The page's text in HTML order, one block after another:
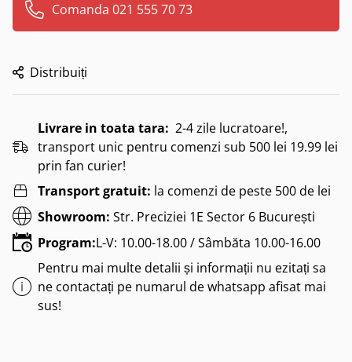
Comanda 021 555 70 73
Distribuiți
Livrare in toata tara: 2-4 zile lucratoare!,
transport unic pentru comenzi sub 500 lei 19.99 lei
prin fan curier!
Transport gratuit: la comenzi de peste 500 de lei
Showroom: Str. Preciziei 1E Sector 6 București
Program:L-V: 10.00-18.00 / Sâmbăta 10.00-16.00
Pentru mai multe detalii și informații nu ezitați sa
ne contactați pe numarul de whatsapp afisat mai
sus!